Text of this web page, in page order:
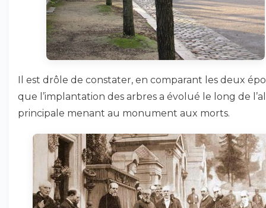
Il est drôle de constater, en comparant les deux
que l’implantation des arbres a évolué le long de
principale menant au monument aux morts.